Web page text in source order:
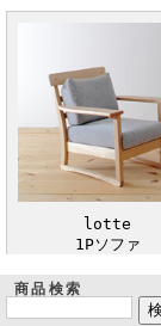
lotte
1Pソファ
商品検索